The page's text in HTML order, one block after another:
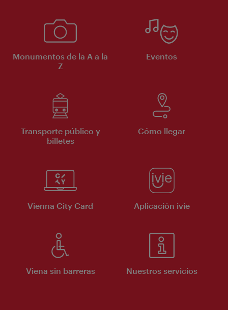
Monumentos de la A a la
Z
Eventos
Transporte público y
billetes
Cómo llegar
Vienna City Card Aplicación ivie
Viena sin barreras Nuestros servicios